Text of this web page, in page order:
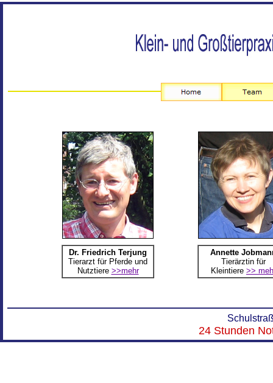
Dr. Friedrich Terjung
Tierarzt für Pferde und
Nutztiere >>mehr
Annette
Tierärztin für
Kleintiere >>
24 Stunden